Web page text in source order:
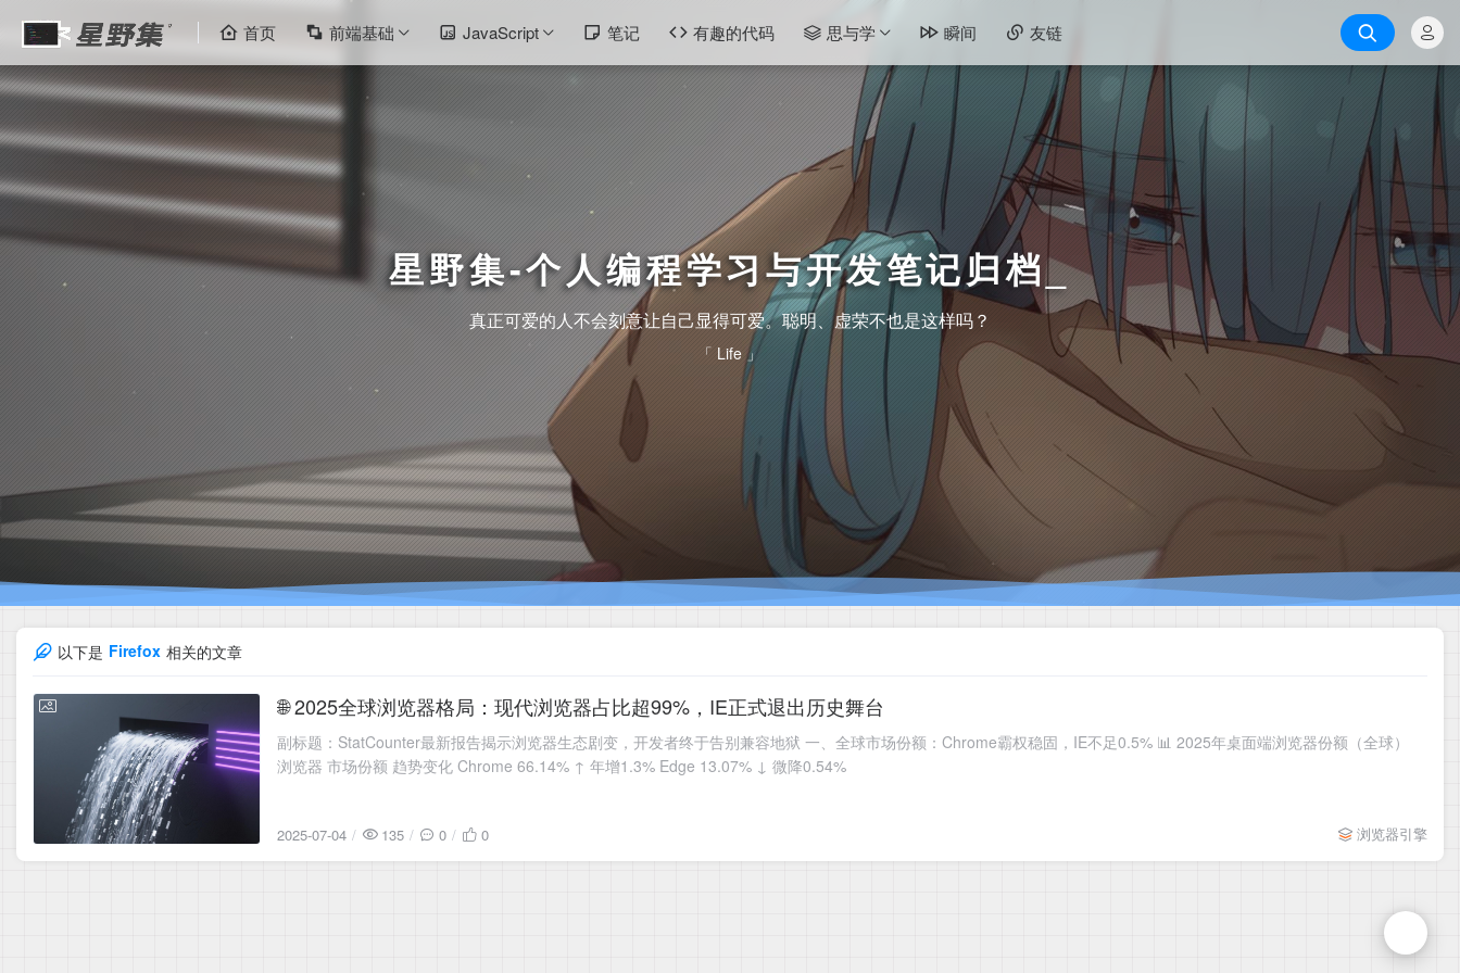
首页 前端基础 JavaScript 笔记 有趣的代码 思与学 瞬间 友链
星野集-个人编程学习与开发笔记归档_
真正可爱的人不会刻意让自己显得可爱。聪明、虚荣不也是这样吗？
「 Life 」
以下是 ​Firefox 相关的文章
2025-07-04
🌐 2025全球浏览器格局：现代浏览器占比超99%，IE正式退出历史舞台
副标题：StatCounter最新报告揭示浏览器生态剧变，开发者终于告别兼容地狱 一、全球市场份额：Chrome霸权稳固，IE不足0.5% 📊 2025年桌面端浏览器份额（全球）
浏览器 市场份额 趋势变化 Chrome 66.14% ↑ 年增1.3% Edge 13.07% ↓ 微降0.54%
2025-07-04 135 0 0 浏览器引擎